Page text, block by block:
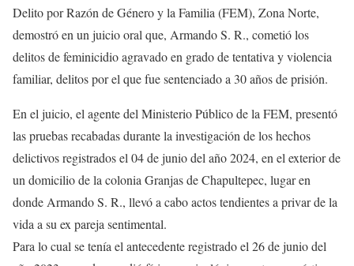
Delito por Razón de Género y la Familia (FEM), Zona Norte,
demostró en un juicio oral que, Armando S. R., cometió los
delitos de feminicidio agravado en grado de tentativa y violencia
familiar, delitos por el que fue sentenciado a 30 años de prisión.
En el juicio, el agente del Ministerio Público de la FEM, presentó
las pruebas recabadas durante la investigación de los hechos
delictivos registrados el 04 de junio del año 2024, en el exterior de
un domicilio de la colonia Granjas de Chapultepec, lugar en
donde Armando S. R., llevó a cabo actos tendientes a privar de la
vida a su ex pareja sentimental.
Para lo cual se tenía el antecedente registrado el 26 de junio del